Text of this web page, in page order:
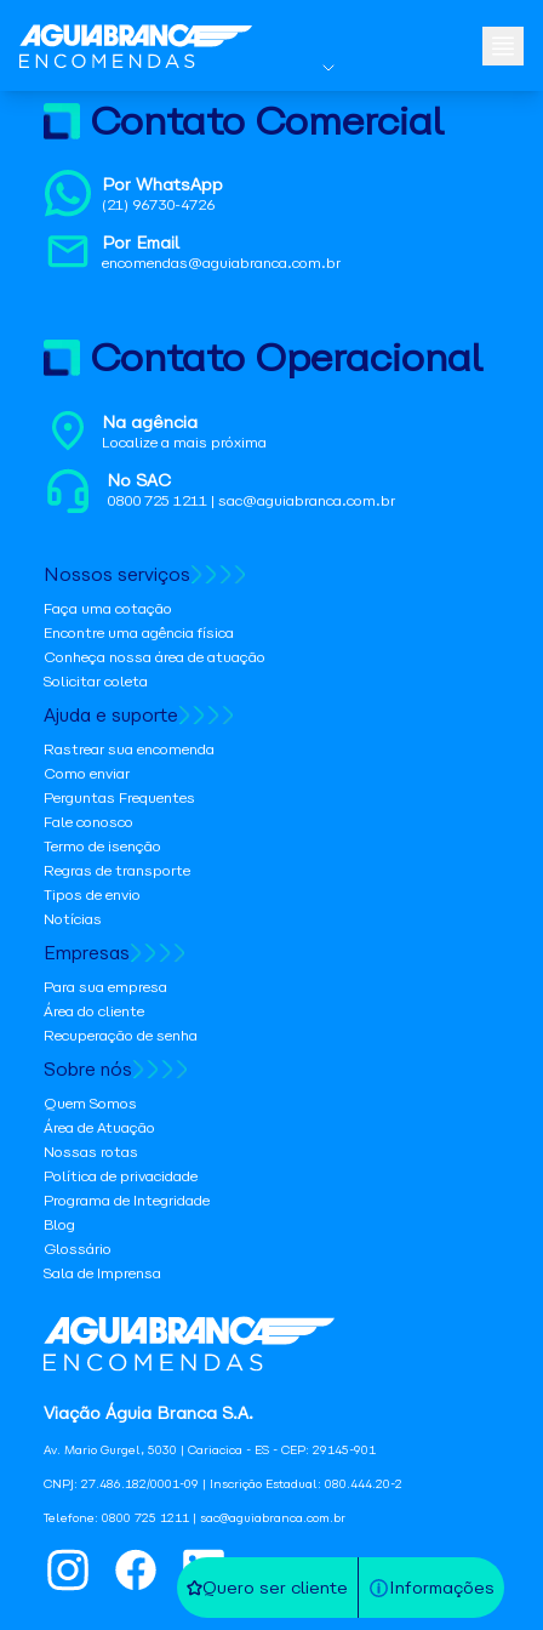
Quero ser cliente Informações
Viação Águia Branca S.A.
Av. Mario Gurgel, 5030 | Cariacica - ES - CEP: 29145-901
CNPJ: 27.486.182/0001-09 | Inscrição Estadual: 080.444.20-2
Telefone: 0800 725 1211 | sac@aguiabranca.com.br
Contato Comercial
Por WhatsApp
(21) 96730-4726
Por Email
encomendas@aguiabranca.com.br
Contato Operacional
Na agência
Localize a mais próxima
No SAC
0800 725 1211 | sac@aguiabranca.com.br
Nossos serviços
Faça uma cotação
Encontre uma agência física
Conheça nossa área de atuação
Solicitar coleta
Ajuda e suporte
Rastrear sua encomenda
Como enviar
Perguntas Frequentes
Fale conosco
Termo de isenção
Regras de transporte
Tipos de envio
Notícias
Empresas
Para sua empresa
Área do cliente
Recuperação de senha
Sobre nós
Quem Somos
Área de Atuação
Nossas rotas
Política de privacidade
Programa de Integridade
Blog
Glossário
Sala de Imprensa